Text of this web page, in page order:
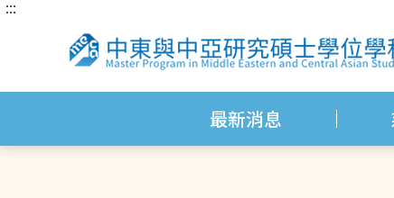
跳
區
:::
最新消息